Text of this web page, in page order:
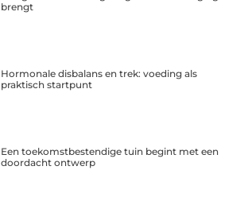
brengt
Hormonale disbalans en trek: voeding als
praktisch startpunt
Een toekomstbestendige tuin begint met een
doordacht ontwerp